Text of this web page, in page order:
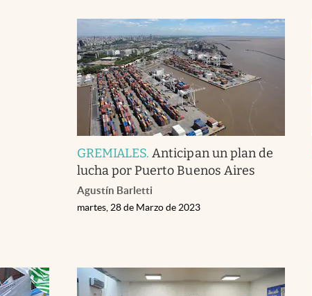
GREMIALES.Anticipan un plan de
lucha por Puerto Buenos Aires
Agustín Barletti
martes, 28 de Marzo de 2023